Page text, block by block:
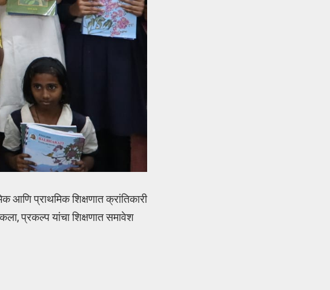
आणि प्राथमिक शिक्षणात क्रांतिकारी
प्रकल्प यांचा शिक्षणात समावेश